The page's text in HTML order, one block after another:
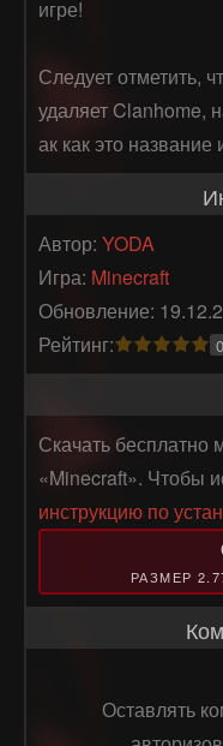
игре!
Следует отметить,
удаляет Clanhome,
ак как это название
Автор: YODA
Игра: Minecraft
Обновление:
Рейтинг:
Скачать бесплатно
«Minecraft». Чтобы
инструкцию по
РАЗМЕР
Оставлять